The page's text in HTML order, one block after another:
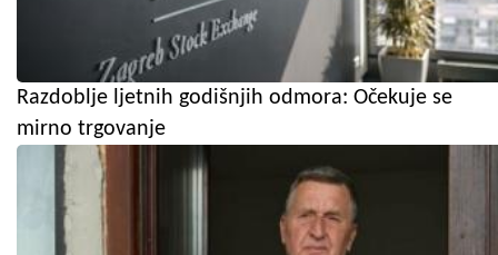
Razdoblje ljetnih godišnjih odmora: Očekuje se
mirno trgovanje